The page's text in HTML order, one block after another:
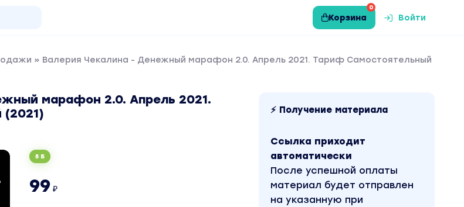
0
Корзина Войти
» Валерия Чекалина - Денежный марафон 2.0. Апрель 2021. Тариф Самостоятельный
марафон 2.0. Апрель 2021.
5 Б
99 ₽
⚡ Получение материала
Ссылка приходит
автоматически
После успешной оплаты
материал будет отправлен
на указанную при